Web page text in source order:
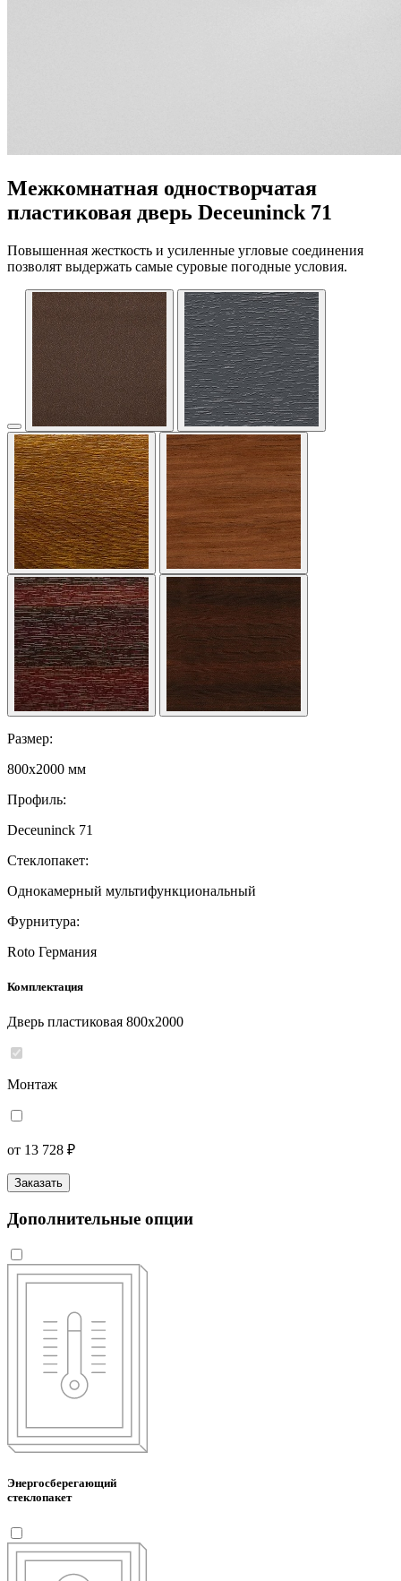
Межкомнатная одностворчатая
пластиковая дверь Deceuninck 71
Повышенная жесткость и усиленные угловые соединения
позволят выдержать самые суровые погодные условия.
Размер:
800x2000 мм
Профиль:
Deceuninck 71
Стеклопакет:
Однокамерный мультифункциональный
Фурнитура:
Roto Германия
Комплектация
Дверь пластиковая 800x2000
Монтаж
от 13 728 ₽
Заказать
Дополнительные опции
Энергосберегающий
стеклопакет